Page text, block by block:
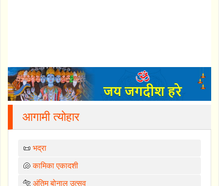
आगामी त्योहार
📜 भद्रा
🐚कामिका एकादशी
🐅 अंतिम बोनालु उत्सव